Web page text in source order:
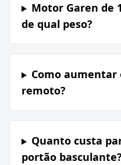
Motor Garen de
de qual peso?
Como aumentar
remoto?
Quanto custa
portão basculante?